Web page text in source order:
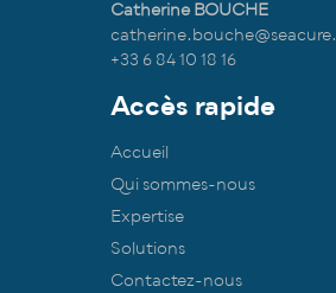
Catherine BOUCHE
+33 6 84 10 18 16
Accès rapide
Accueil
Qui sommes-nous
Expertise
Solutions
Contactez-nous